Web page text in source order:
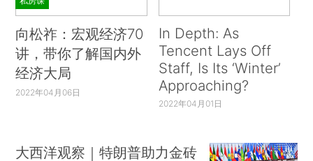
向松祚：宏观经济70
讲，带你了解国内外
经济大局
2022年04月06日
In Depth: As
Tencent Lays Off
Staff, Is Its ‘Winter’
Approaching?
2022年04月01日
大西洋观察｜特朗普助力金砖